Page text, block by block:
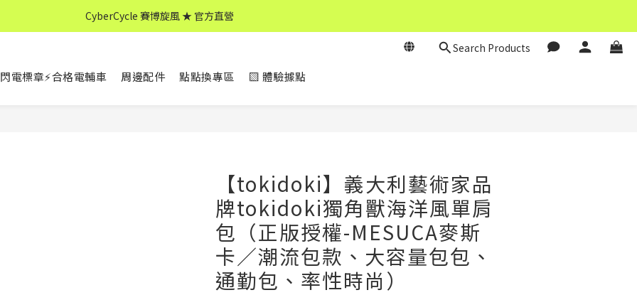
CyberCycle 賽博旋風 ★ 官方直營
CyberCycle 賽博旋風 ★ 官方直營
CyberCycle 賽博旋風 ★ 官方直營
Search Products
閃電標章⚡合格電輔車 周邊配件 點點換專區 ▧ 體驗據點
【tokidoki】義大利藝術家品
牌tokidoki獨角獸海洋風單肩
包（正版授權-MESUCA麥斯
卡／潮流包款、大容量包包、
通勤包、率性時尚）